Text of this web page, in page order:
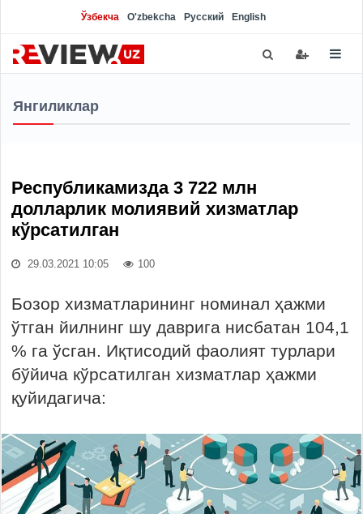
Ўзбекча O'zbekcha Русский English
Янгиликлар
Республикамизда 3 722 млн
долларлик молиявий хизматлар
кўрсатилган
29.03.2021 10:05 100
Бозор хизматларининг номинал ҳажми
ўтган йилнинг шу даврига нисбатан 104,1
% га ўсган. Иқтисодий фаолият турлари
бўйича кўрсатилган хизматлар ҳажми
қуйидагича: